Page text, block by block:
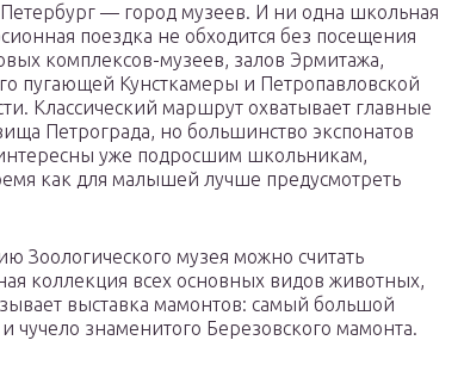
— город музеев. И ни одна школьная
поездка не обходится без посещения
комплексов-музеев, залов Эрмитажа,
пугающей Кунсткамеры и Петропавловской
Классический маршрут охватывает главные
Петрограда, но большинство экспонатов
уже подросшим школьникам,
как для малышей лучше предусмотреть
Зоологического музея можно считать
коллекция всех основных видов животных,
выставка мамонтов: самый большой
чучело знаменитого Березовского мамонта.